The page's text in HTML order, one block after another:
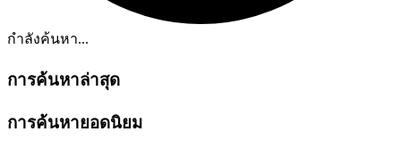
กำลังค้นหา...
การค้นหาล่าสุด
การค้นหายอดนิยม